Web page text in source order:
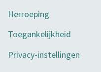
Herroeping
Toegankelijkheid
Privacy-instellingen